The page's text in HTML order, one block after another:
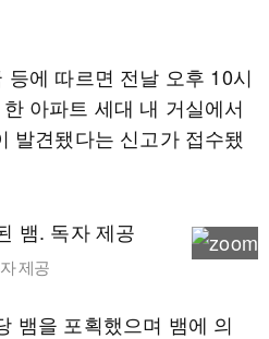
에 따르면 전날 오후 10시
아파트 세대 내 거실에서
발견됐다는 신고가 접수됐
제공
뱀을 포획했으며 뱀에 의